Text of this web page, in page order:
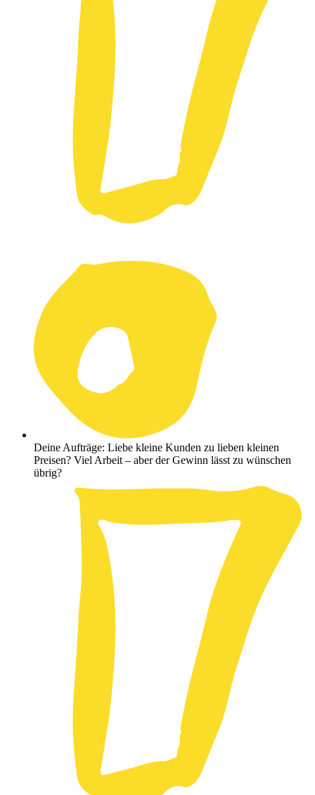
Deine Aufträge: Liebe kleine Kunden zu lieben kleinen
Preisen? Viel Arbeit – aber der Gewinn lässt zu wünschen
übrig?